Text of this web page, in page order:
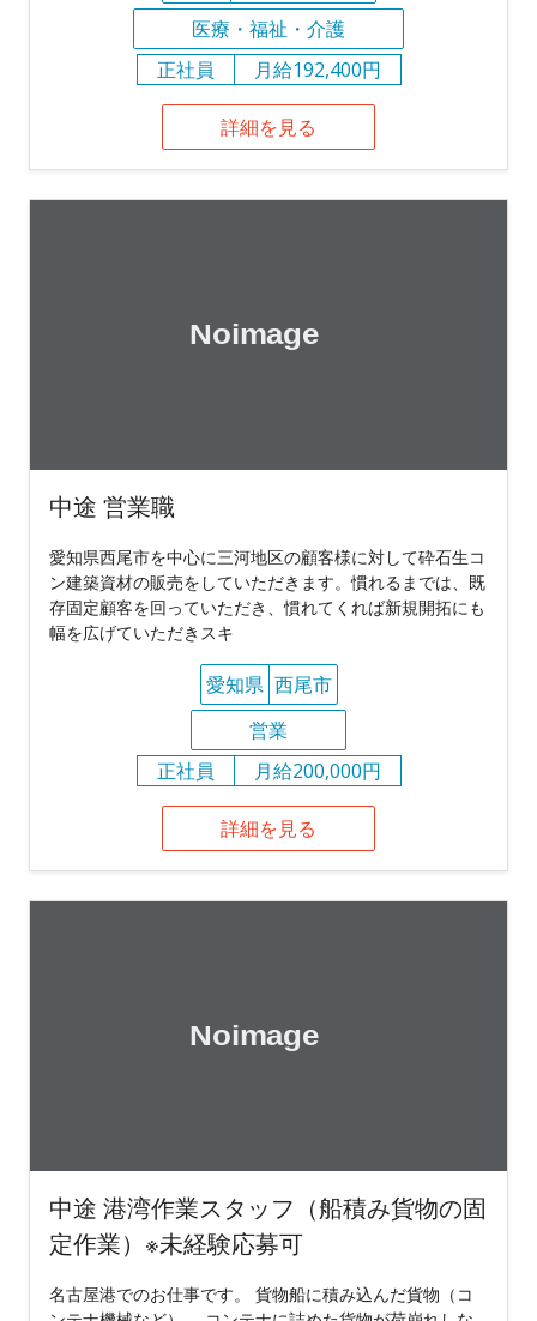
医療・福祉・介護
正社員
月給192,400円
詳細を見る
中途 営業職
愛知県西尾市を中心に三河地区の顧客様に対して砕石生コ
ン建築資材の販売をしていただきます。慣れるまでは、既
存固定顧客を回っていただき、慣れてくれば新規開拓にも
幅を広げていただきスキ
愛知県 西尾市
営業
正社員
月給200,000円
詳細を見る
中途 港湾作業スタッフ（船積み貨物の固
定作業）※未経験応募可
名古屋港でのお仕事です。 貨物船に積み込んだ貨物（コ